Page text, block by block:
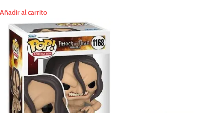
Añadir al carrito